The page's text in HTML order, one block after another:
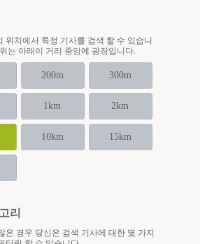
위치에서 특정 기사를 검색 할 수 있습니
는 아래이 거리 중앙에 광장입니다.
200m 300m
1km 2km
10km 15km
리
은 경우 당신은 검색 기사에 대한 몇 가지